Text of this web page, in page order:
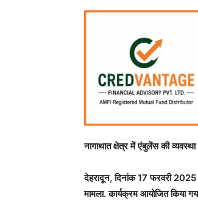
नागाथात क्षेत्र में एंबुलेंस की व्यवस्था
देहरादून, दिनांक 17 फरवरी
मामला. कार्यक्रम आयोजित किया